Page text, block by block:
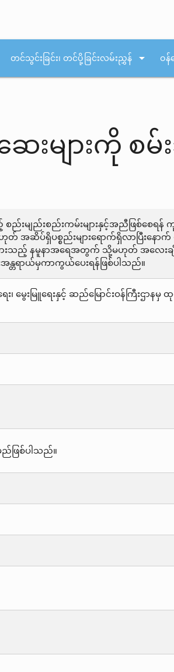
တင်သွင်းခြင်း၊ တင်ပို့ခြင်းလမ်းညွှန် arrow_drop_down ဝန်
များကို စမ်
ည်းစည်းကမ်းများနှင့်အညီဖြစ်စေရန် ကု
အဆိပ်ရှိပစ္စည်းများရောက်ရှိလာပြီးန
နမူနာအရေအတွက် သို့မဟုတ် အလေးချိန်ကို
တရာယ်မှကာကွယ်ပေးရန်ဖြစ်ပါသည်။
၊ မွေးမြူရေးနှင့် ဆည်မြောင်းဝန်ကြီးဌ
ဖြစ်ပါသည်။